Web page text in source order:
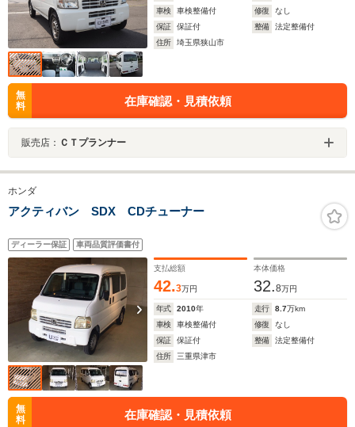
車検
車検整備付 修復
なし
保証
保証付 整備
法定整備付
住所
埼玉県狭山市
無
料
在庫確認・見積依頼
販売店： ＣＴプランナー
ホンダ
アクティバン SDX CDチューナー
ディーラー保証 車両品質評価書付
支払総額
42.3万円
本体価格
32.8万円
年式 2010年 走行 8.7万km
車検
車検整備付 修復
なし
保証
保証付 整備
法定整備付
住所
三重県津市
無
料
在庫確認・見積依頼